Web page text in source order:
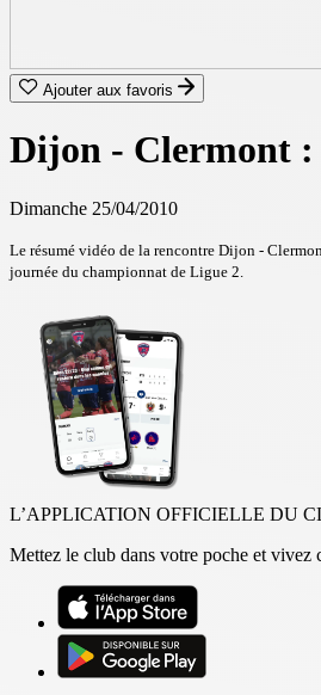
Ajouter aux favoris
Dijon - Clermont :
Dimanche 25/04/2010
Le résumé vidéo de la rencontre Dijon -
journée du championnat de Ligue 2.
L’APPLICATION OFFICIELLE DU
Mettez le club dans votre poche et vivez